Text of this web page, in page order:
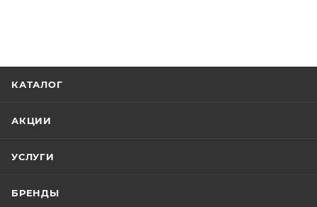
КАТАЛОГ
АКЦИИ
УСЛУГИ
БРЕНДЫ